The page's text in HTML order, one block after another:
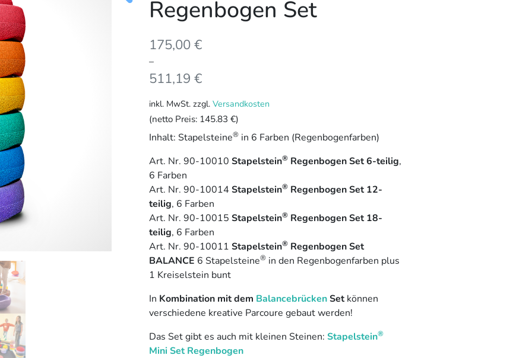
Regenbogen Set
175,00€
–
511,19 €
inkl. MwSt. zzgl. Versandkosten
(netto Preis: 145.83 €)
Inhalt: Stapelsteine®in 6 Farben (Regenbogenfarben)
Art. Nr. 90-10010 Stapelstein®Regenbogen Set 6-teilig,
6 Farben
Art. Nr. 90-10014 Stapelstein®Regenbogen Set 12-
teilig, 6 Farben
Art. Nr. 90-10015 Stapelstein®Regenbogen Set 18-
teilig, 6 Farben
Art. Nr. 90-10011 Stapelstein®Regenbogen Set
BALANCE 6 Stapelsteine®in den Regenbogenfarben plus
1 Kreiselstein bunt
In Kombination mit dem BalancebrückenSetkönnen
verschiedene kreative Parcoure gebaut werden!
Das Set gibt es auch mit kleinen Steinen: Stapelstein®
Mini Set Regenbogen